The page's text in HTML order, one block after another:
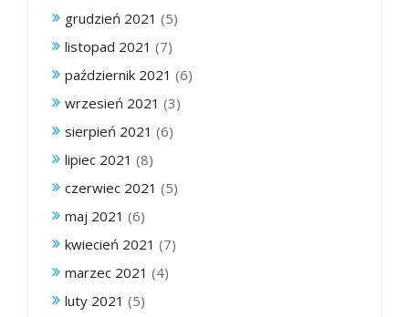
grudzień 2021 (5)
listopad 2021 (7)
październik 2021 (6)
wrzesień 2021 (3)
sierpień 2021 (6)
lipiec 2021 (8)
czerwiec 2021 (5)
maj 2021 (6)
kwiecień 2021 (7)
marzec 2021 (4)
luty 2021 (5)